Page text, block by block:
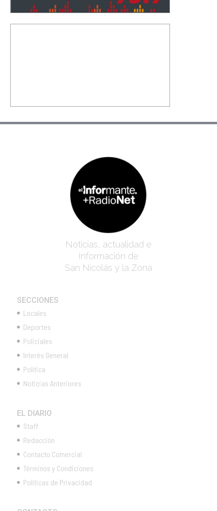
Noticias, actualidad e
Información de
San Nicolás y la Zona
SECCIONES
Locales
Deportes
Policiales
Interés General
Política
Noticias Anteriores
EL DIARIO
Staff
Redacción
Contacto Comercial
Términos y Condiciones
Políticas de Privacidad